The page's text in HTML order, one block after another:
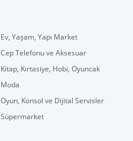
Ev, Yaşam, Yapı Market
Cep Telefonu ve Aksesuar
Kitap, Kırtasiye, Hobi, Oyuncak
Moda
Oyun, Konsol ve Dijital Servisler
Süpermarket